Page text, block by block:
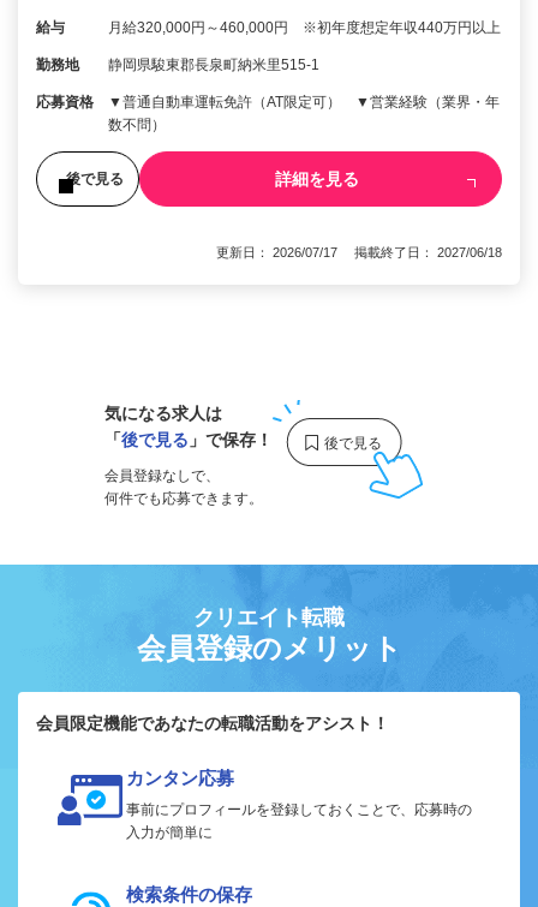
給与 月給320,000円～460,000円 ※初年度想定年収440万円以上
勤務地 静岡県駿東郡長泉町納米里515-1
応募資格
▼普通自動車運転免許（AT限定可） ▼営業経験（業界・年
数不問）
後で見る 詳細を見る
更新日： 2026/07/17 掲載終了日： 2027/06/18
気になる求人は
「後で見る 」で保存！
会員登録なしで、
何件でも応募できます。
クリエイト転職
会員登録のメリット
会員限定機能であなたの転職活動をアシスト！
カンタン応募
事前にプロフィールを登録しておくことで、応募時の
入力が簡単に
検索条件の保存